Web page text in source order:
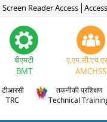
Screen Reader Access
बीएमटी
BMT
AMCHSS
टीआरसी
TRC
तकनीकी प्रशिक्षण
Technical